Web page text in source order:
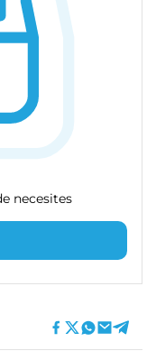
necesites